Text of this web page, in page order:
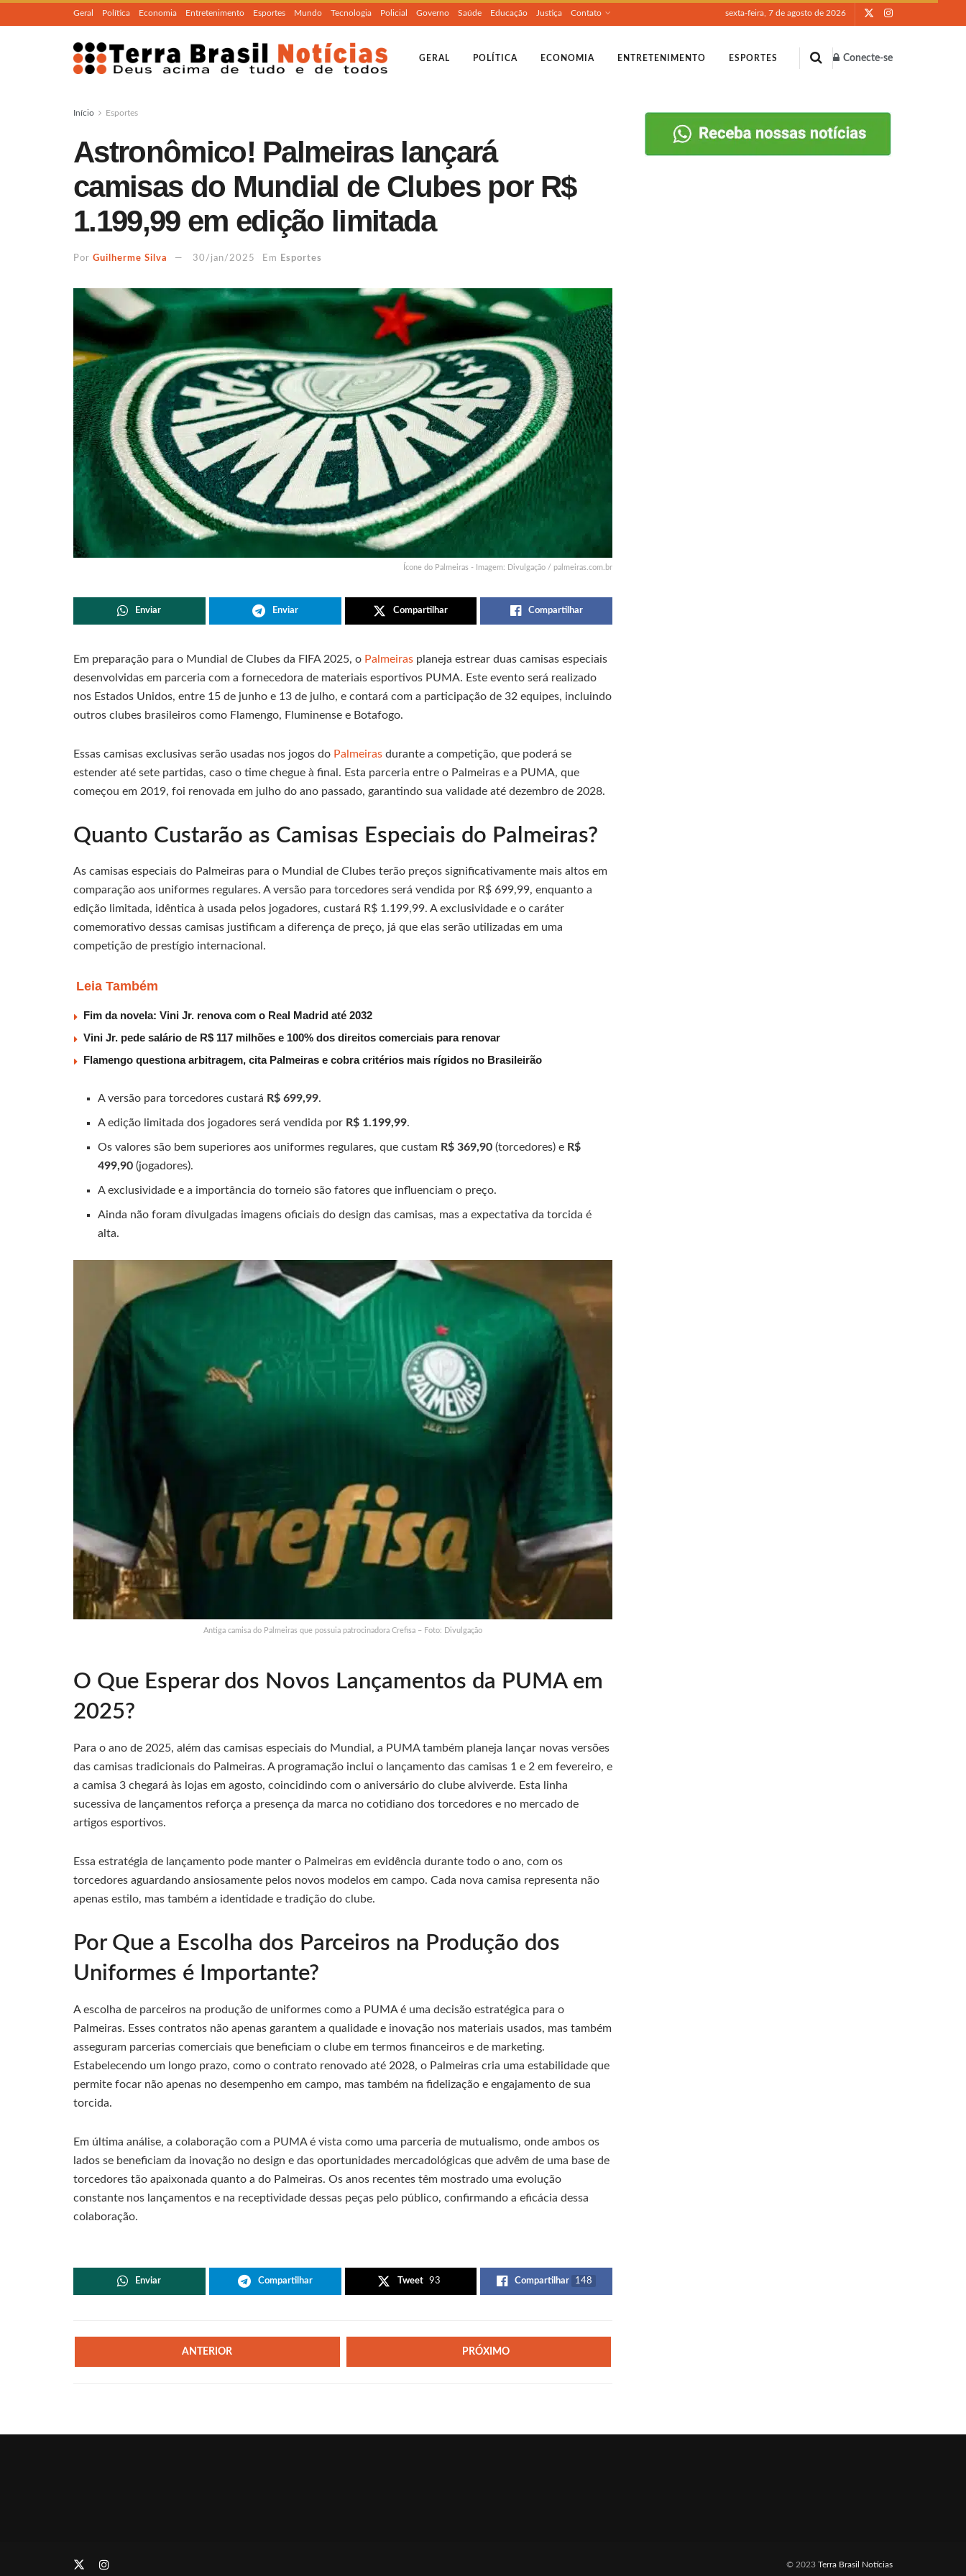
Geral Política Economia Entretenimento Esportes Mundo Tecnologia Policial Governo Saúde Educação Justiça Contato sexta-feira, 7 de agosto de 2026
GERAL POLÍTICA ECONOMIA ENTRETENIMENTO ESPORTES Conecte-se
Início Esportes
Astronômico! Palmeiras lançará
camisas do Mundial de Clubes por R$
1.199,99 em edição limitada
Por Guilherme Silva 30/jan/2025 Em Esportes
Ícone do Palmeiras - Imagem: Divulgação / palmeiras.com.br
Enviar Enviar Compartilhar Compartilhar
Em preparação para o Mundial de Clubes da FIFA 2025, o Palmeiras planeja estrear duas camisas especiais
desenvolvidas em parceria com a fornecedora de materiais esportivos PUMA. Este evento será realizado
nos Estados Unidos, entre 15 de junho e 13 de julho, e contará com a participação de 32 equipes, incluindo
outros clubes brasileiros como Flamengo, Fluminense e Botafogo.
Essas camisas exclusivas serão usadas nos jogos do Palmeiras durante a competição, que poderá se
estender até sete partidas, caso o time chegue à final. Esta parceria entre o Palmeiras e a PUMA, que
começou em 2019, foi renovada em julho do ano passado, garantindo sua validade até dezembro de 2028.
Quanto Custarão as Camisas Especiais do Palmeiras?
As camisas especiais do Palmeiras para o Mundial de Clubes terão preços significativamente mais altos em
comparação aos uniformes regulares. A versão para torcedores será vendida por R$ 699,99, enquanto a
edição limitada, idêntica à usada pelos jogadores, custará R$ 1.199,99. A exclusividade e o caráter
comemorativo dessas camisas justificam a diferença de preço, já que elas serão utilizadas em uma
competição de prestígio internacional.
Leia Também
Fim da novela: Vini Jr. renova com o Real Madrid até 2032
Vini Jr. pede salário de R$ 117 milhões e 100% dos direitos comerciais para renovar
Flamengo questiona arbitragem, cita Palmeiras e cobra critérios mais rígidos no Brasileirão
A versão para torcedores custará R$ 699,99.
A edição limitada dos jogadores será vendida por R$ 1.199,99.
Os valores são bem superiores aos uniformes regulares, que custam R$ 369,90 (torcedores) e R$
499,90 (jogadores).
A exclusividade e a importância do torneio são fatores que influenciam o preço.
Ainda não foram divulgadas imagens oficiais do design das camisas, mas a expectativa da torcida é
alta.
Antiga camisa do Palmeiras que possuia patrocinadora Crefisa – Foto: Divulgação
O Que Esperar dos Novos Lançamentos da PUMA em
2025?
Para o ano de 2025, além das camisas especiais do Mundial, a PUMA também planeja lançar novas versões
das camisas tradicionais do Palmeiras. A programação inclui o lançamento das camisas 1 e 2 em fevereiro, e
a camisa 3 chegará às lojas em agosto, coincidindo com o aniversário do clube alviverde. Esta linha
sucessiva de lançamentos reforça a presença da marca no cotidiano dos torcedores e no mercado de
artigos esportivos.
Essa estratégia de lançamento pode manter o Palmeiras em evidência durante todo o ano, com os
torcedores aguardando ansiosamente pelos novos modelos em campo. Cada nova camisa representa não
apenas estilo, mas também a identidade e tradição do clube.
Por Que a Escolha dos Parceiros na Produção dos
Uniformes é Importante?
A escolha de parceiros na produção de uniformes como a PUMA é uma decisão estratégica para o
Palmeiras. Esses contratos não apenas garantem a qualidade e inovação nos materiais usados, mas também
asseguram parcerias comerciais que beneficiam o clube em termos financeiros e de marketing.
Estabelecendo um longo prazo, como o contrato renovado até 2028, o Palmeiras cria uma estabilidade que
permite focar não apenas no desempenho em campo, mas também na fidelização e engajamento de sua
torcida.
Em última análise, a colaboração com a PUMA é vista como uma parceria de mutualismo, onde ambos os
lados se beneficiam da inovação no design e das oportunidades mercadológicas que advêm de uma base de
torcedores tão apaixonada quanto a do Palmeiras. Os anos recentes têm mostrado uma evolução
constante nos lançamentos e na receptividade dessas peças pelo público, confirmando a eficácia dessa
colaboração.
Enviar Compartilhar Tweet 93 Compartilhar 148
ANTERIOR PRÓXIMO
© 2023 Terra Brasil Notícias